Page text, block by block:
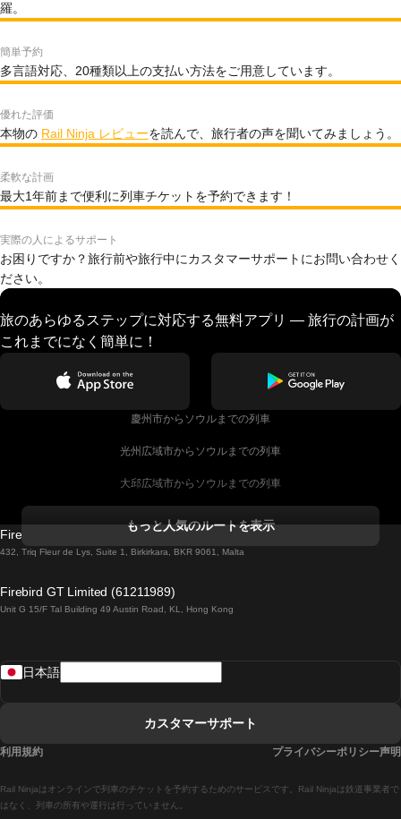
羅。
簡単予約
多言語対応、20種類以上の支払い方法をご用意しています。
優れた評価
本物の Rail Ninja レビューを読んで、旅行者の声を聞いてみましょう。
柔軟な計画
最大1年前まで便利に列車チケットを予約できます！
実際の人によるサポート
お困りですか？旅行前や旅行中にカスタマーサポートにお問い合わせく
ださい。
旅のあらゆるステップに対応する無料アプリ — 旅行の計画が
これまでになく簡単に！
慶州市からソウルまでの列車
光州広域市からソウルまでの列車
大邱広域市からソウルまでの列車
ダブリンからゴールウェイまでの列車
ローマからナポリまでの列車
マドリードからセビリアまでの列車
もっと人気のルートを表示
Firebird GT Limited (OC 1451)
432, Triq Fleur de Lys, Suite 1, Birkirkara, BKR 9061, Malta
Firebird GT Limited (61211989)
Unit G 15/F Tal Building 49 Austin Road, KL, Hong Kong
Rail Ninjaはオンラインで列車のチケットを予約するためのサービスです。Rail Ninjaは鉄道事業者で
はなく、列車の所有や運行は行っていません。
日本語
カスタマーサポート
利用規約 プライバシーポリシー声明